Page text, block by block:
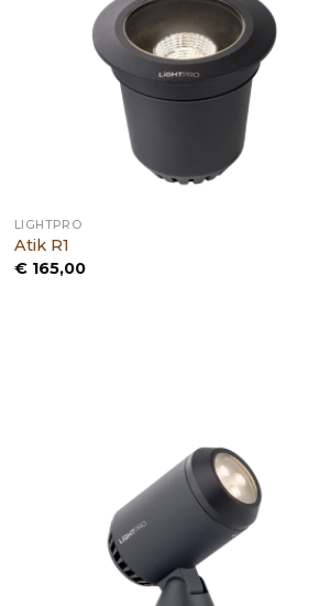
LIGHTPRO
Atik R1
€165,00